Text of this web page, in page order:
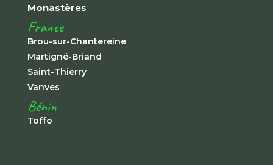
Monastères
France
Brou-sur-Chantereine
Martigné-Briand
Saint-Thierry
Vanves
Bénin
Toffo